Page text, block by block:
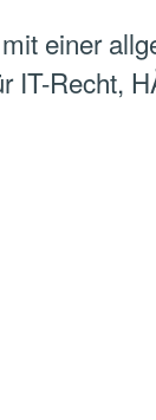
einer
IT-Recht,